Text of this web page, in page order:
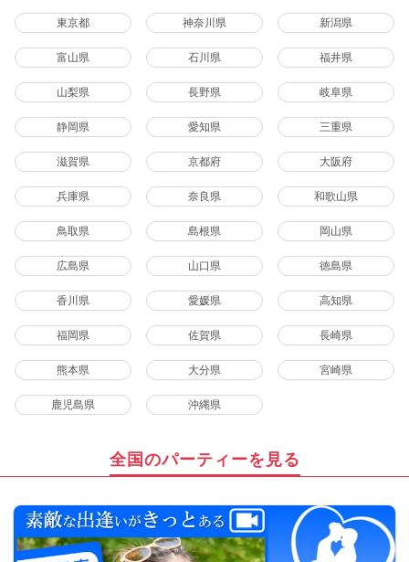
東京都 神奈川県 新潟県
富山県 石川県 福井県
山梨県 長野県 岐阜県
静岡県 愛知県 三重県
滋賀県 京都府 大阪府
兵庫県 奈良県 和歌山県
鳥取県 島根県 岡山県
広島県 山口県 徳島県
香川県 愛媛県 高知県
福岡県 佐賀県 長崎県
熊本県 大分県 宮崎県
鹿児島県 沖縄県
全国のパーティーを見る